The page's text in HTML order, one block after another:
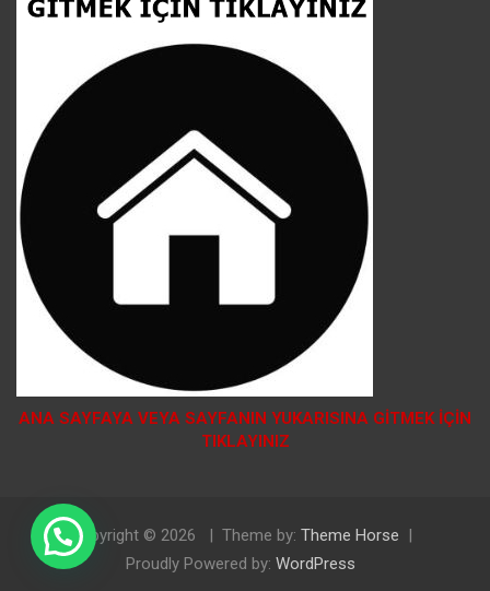
ANA SAYFAYA VEYA SAYFANIN YUKARISINA GİTMEK İÇİN
TIKLAYINIZ
Copyright © 2026 Theme by: Theme Horse
Proudly Powered by: WordPress
Doğal Tosya Balı Sipariş İçin Tıklayınız